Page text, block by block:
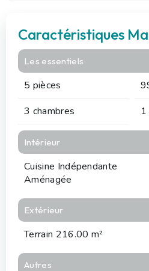
Caractéristiques
Les essentiels
5 pièces
3 chambres
Intérieur
Cuisine Indépendante
Aménagée
Extérieur
Terrain 216.00 m²
Autres